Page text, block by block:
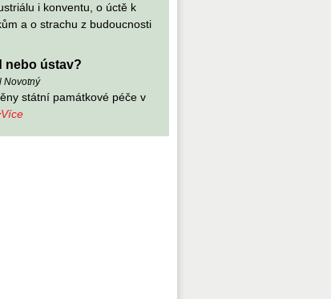
i konventu, o úctě k
a o strachu z budoucnosti
nebo ústav?
Novotný
státní památkové péče v